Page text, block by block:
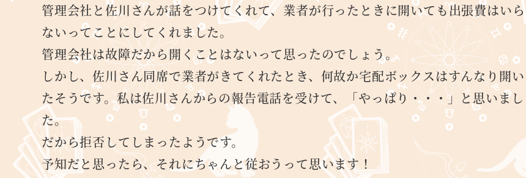
管理会社と佐川さんが話をつけてくれて、業者が行ったときに開いても出張費はいら
ないってことにしてくれました。
管理会社は故障だから開くことはないって思ったのでしょう。
しかし、佐川さん同席で業者がきてくれたとき、何故か宅配ボックスはすんなり開い
たそうです。私は佐川さんからの報告電話を受けて、「やっぱり・・・」と思いまし
た。
だから拒否してしまったようです。
予知だと思ったら、それにちゃんと従おうって思います！